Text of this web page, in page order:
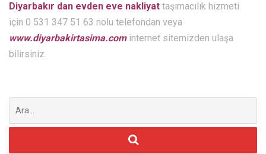
Diyarbakır dan evden eve nakliyat taşımacılık hizmeti
için 0 531 347 51 63 nolu telefondan veya
www.diyarbakirtasima.cominternet sitemizden ulaşa
bilirsiniz.
ara: